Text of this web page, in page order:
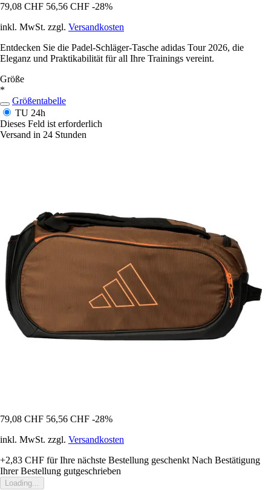
79,08 CHF 56,56 CHF -28%
inkl. MwSt. zzgl. Versandkosten
Entdecken Sie die Padel-Schläger-Tasche adidas Tour 2026, die
Eleganz und Praktikabilität für all Ihre Trainings vereint.
Größe
*
Größentabelle
TU 24h
Dieses Feld ist erforderlich
Versand in 24 Stunden
79,08 CHF 56,56 CHF -28%
inkl. MwSt. zzgl. Versandkosten
+2,83 CHF für Ihre nächste Bestellung geschenkt Nach Bestätigung
Ihrer Bestellung gutgeschrieben
Loading...